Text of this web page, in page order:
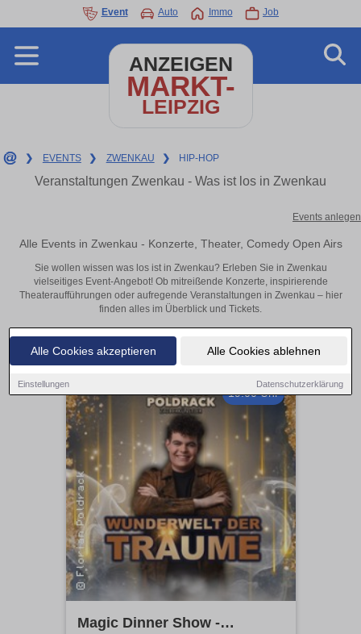
Alle Cookies akzeptieren Alle Cookies ablehnen
Einstellungen Datenschutzerklärung
Event Auto Immo Job
ANZEIGEN
MARKT-
LEIPZIG
❯ EVENTS ❯ ZWENKAU ❯ HIP-HOP
Veranstaltungen Zwenkau - Was ist los in Zwenkau
Events anlegen
Alle Events in Zwenkau - Konzerte, Theater, Comedy Open Airs
Sie wollen wissen was los ist in Zwenkau? Erleben Sie in Zwenkau
vielseitiges Event-Angebot! Ob mitreißende Konzerte, inspirierende
Theateraufführungen oder aufregende Veranstaltungen in Zwenkau – hier
finden alles im Überblick und Tickets.
19:00 Uhr
Magic Dinner Show -